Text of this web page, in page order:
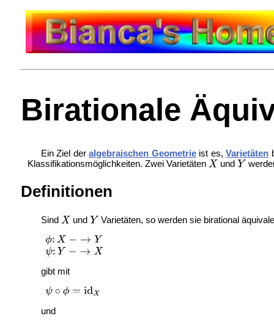
Birationale
Ein Ziel deralgebraischen Geometrieist es,Varietäten
Klassifikationsmöglichkeiten. Zwei Varietäten
und
Definitionen
Sind und Varietäten, so werden sie birational
gibt mit
und